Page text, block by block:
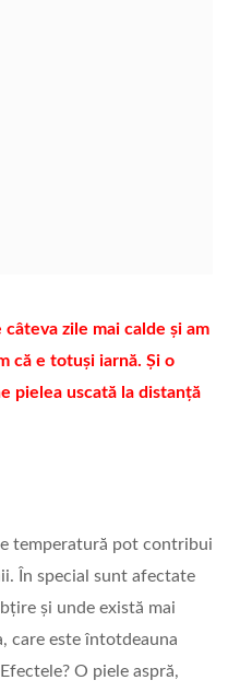
zile mai calde și am
că e totuși iarnă. Și o
pielea uscată la distanță
temperatură pot contribui
În special sunt afectate
și unde există mai
care este întotdeauna
O piele aspră,